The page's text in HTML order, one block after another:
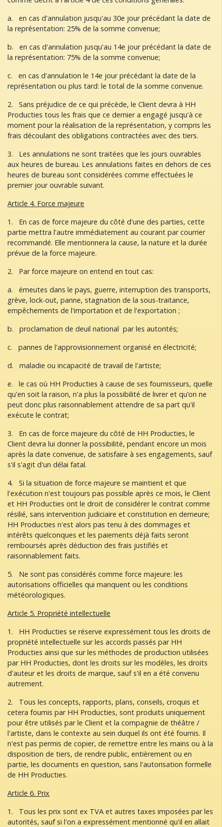
a. en cas d'annulation jusqu'au 30e jour précédant la date de
la représentation: 25% de la somme convenue;
b. en cas d'annulation jusqu'au 14e jour précédant la date de
la représentation: 75% de la somme convenue;
c. en cas d'annulation le 14e jour précédant la date de la
représentation ou plus tard: le total de la somme convenue.
2. Sans préjudice de ce qui précède, le Client devra à HH
Producties tous les frais que ce dernier a engagé jusqu'à ce
moment pour la réalisation de la représentation, y compris les
frais découlant des obligations contractées avec des tiers.
3. Les annulations ne sont traitées que les jours ouvrables
aux heures de bureau. Les annulations faites en dehors de ces
heures de bureau sont considérées comme effectuées le
premier jour ouvrable suivant.
Article 4. Force majeure
1. En cas de force majeure du côté d'une des parties, cette
partie mettra l'autre immédiatement au courant par courrier
recommandé. Elle mentionnera la cause, la nature et la durée
prévue de la force majeure.
2. Par force majeure on entend en tout cas:
a. émeutes dans le pays, guerre, interruption des transports,
grève, lock-out, panne, stagnation de la sous-traitance,
empêchements de l'importation et de l'exportation ;
b. proclamation de deuil national par les autorités;
c. pannes de l'approvisionnement organisé en électricité;
d. maladie ou incapacité de travail de l'artiste;
e. le cas où HH Producties à cause de ses fournisseurs, quelle
qu'en soit la raison, n'a plus la possibilité de livrer et qu’on ne
peut donc plus raisonnablement attendre de sa part qu'il
exécute le contrat;
3. En cas de force majeure du côté de HH Producties, le
Client devra lui donner la possibilité, pendant encore un mois
après la date convenue, de satisfaire à ses engagements, sauf
s'il s'agit d'un délai fatal.
4. Si la situation de force majeure se maintient et que
l'exécution n'est toujours pas possible après ce mois, le Client
et HH Producties ont le droit de considérer le contrat comme
résilié, sans intervention judiciaire et constitution en demeure;
HH Producties n'est alors pas tenu à des dommages et
intérêts quelconques et les paiements déjà faits seront
remboursés après déduction des frais justifiés et
raisonnablement faits.
5. Ne sont pas considérés comme force majeure: les
autorisations officielles qui manquent ou les conditions
météorologiques.
Article 5. Propriété intellectuelle
1. HH Producties se réserve expressément tous les droits de
propriété intellectuelle sur les accords passés par HH
Producties ainsi que sur les méthodes de production utilisées
par HH Producties, dont les droits sur les modèles, les droits
d'auteur et les droits de marque, sauf s'il en a été convenu
autrement.
2. Tous les concepts, rapports, plans, conseils, croquis et
cetera fournis par HH Producties, sont produits uniquement
pour être utilisés par le Client et la compagnie de théâtre /
l'artiste, dans le contexte au sein duquel ils ont été fournis. Il
n'est pas permis de copier, de remettre entre les mains ou à la
disposition de tiers, de rendre public, entièrement ou en
partie, les documents en question, sans l'autorisation formelle
de HH Producties.
Article 6. Prix
1. Tous les prix sont ex TVA et autres taxes imposées par les
autorités, sauf si l'on a expressément mentionné qu'il en allait